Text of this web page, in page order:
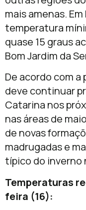
mais amenas.
temperatura
quase 15 graus
Bom Jardim da
De acordo com
deve continuar
Catarina nos
nas áreas de
de novas
madrugadas e
típico do inverno
Temperaturas
feira (16):